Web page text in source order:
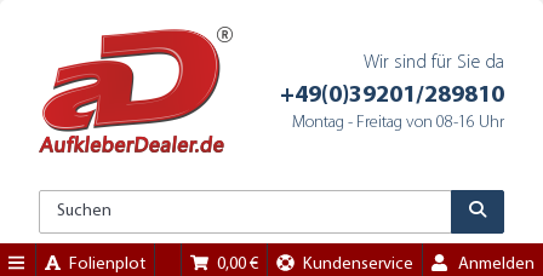
Wir sind für Sie da
+49(0)39201/289810
Montag - Freitag von 08-16 Uhr
Folienplot 0,00 € Kundenservice Anmelden